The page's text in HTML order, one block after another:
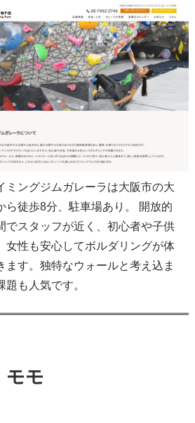
ミングジムガレーラは大阪市の大
ら徒歩8分、駐車場あり。 開放的
でスタッフが近く、初心者や子供
女性も安心してボルダリングが体
ます。独特なウォールと考え込ま
題も人気です。
モモ